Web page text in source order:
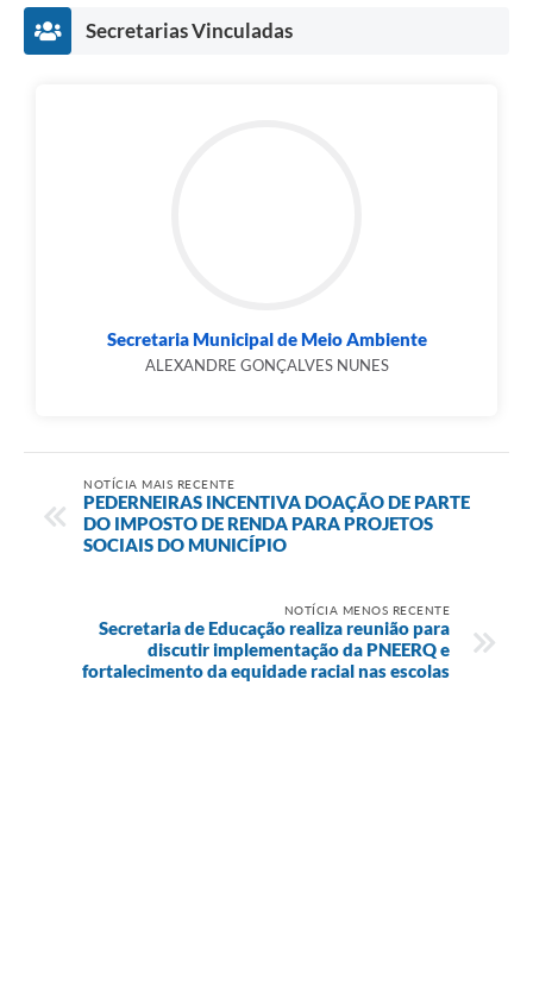
Secretarias Vinculadas
Secretaria Municipal de Meio Ambiente
ALEXANDRE GONÇALVES NUNES
NOTÍCIA MAIS RECENTE
PEDERNEIRAS INCENTIVA DOAÇÃO DE PARTE
DO IMPOSTO DE RENDA PARA PROJETOS
SOCIAIS DO MUNICÍPIO
NOTÍCIA MENOS RECENTE
Secretaria de Educação realiza reunião para
discutir implementação da PNEERQ e
fortalecimento da equidade racial nas escolas